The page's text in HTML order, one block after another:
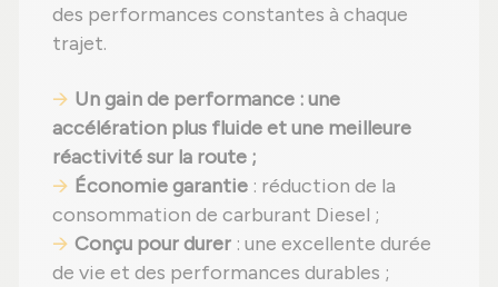
des performances constantes à chaque
trajet.
Un gain de performance : une
accélération plus fluide et une meilleure
réactivité sur la route ;
Économie garantie : réduction de la
consommation de carburant Diesel ;
Conçu pour durer : une excellente durée
de vie et des performances durables ;